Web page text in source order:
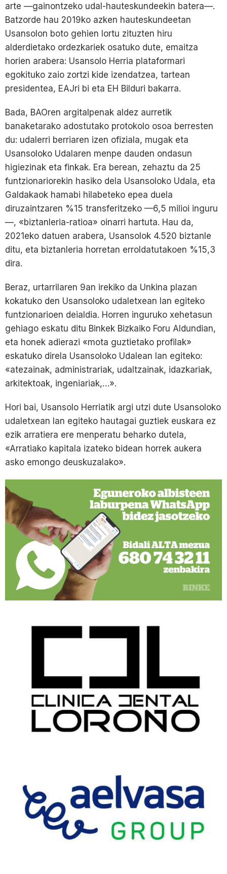
arte —gainontzeko udal-hauteskundeekin batera—.
Batzorde hau 2019ko azken hauteskundeetan
Usansolon boto gehien lortu zituzten hiru
alderdietako ordezkariek osatuko dute, emaitza
horien arabera: Usansolo Herria plataformari
egokituko zaio zortzi kide izendatzea, tartean
presidentea, EAJri bi eta EH Bilduri bakarra.
Bada, BAOren argitalpenak aldez aurretik
banaketarako adostutako protokolo osoa berresten
du: udalerri berriaren izen ofiziala, mugak eta
Usansoloko Udalaren menpe dauden ondasun
higiezinak eta finkak. Era berean, zehaztu da 25
funtzionariorekin hasiko dela Usansoloko Udala, eta
Galdakaok hamabi hilabeteko epea duela
diruzaintzaren %15 transferitzeko —6,5 milioi inguru
—, «biztanleria-ratioa» oinarri hartuta. Hau da,
2021eko datuen arabera, Usansolok 4.520 biztanle
ditu, eta biztanleria horretan erroldatutakoen %15,3
dira.
Beraz, urtarrilaren 9an irekiko da Unkina plazan
kokatuko den Usansoloko udaletxean lan egiteko
funtzionarioen deialdia. Horren inguruko xehetasun
gehiago eskatu ditu Binkek Bizkaiko Foru Aldundian,
eta honek adierazi «mota guztietako profilak»
eskatuko direla Usansoloko Udalean lan egiteko:
«atezainak, administrariak, udaltzainak, idazkariak,
arkitektoak, ingeniariak,…».
Hori bai, Usansolo Herriatik argi utzi dute Usansoloko
udaletxean lan egiteko hautagai guztiek euskara ez
ezik arratiera ere menperatu beharko dutela,
«Arratiako kapitala izateko bidean horrek aukera
asko emongo deuskuzalako».